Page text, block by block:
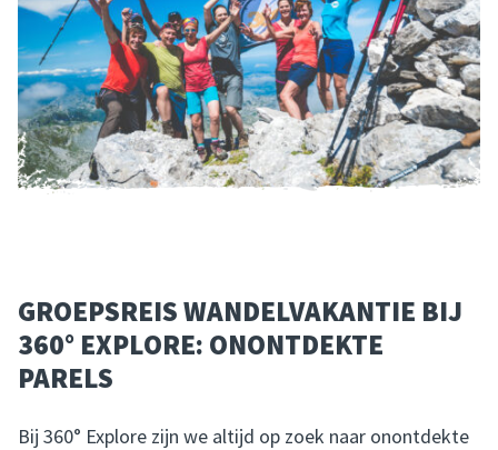
GROEPSREIS WANDELVAKANTIE BIJ
360° EXPLORE: ONONTDEKTE
PARELS
Bij 360° Explore zijn we altijd op zoek naar onontdekte